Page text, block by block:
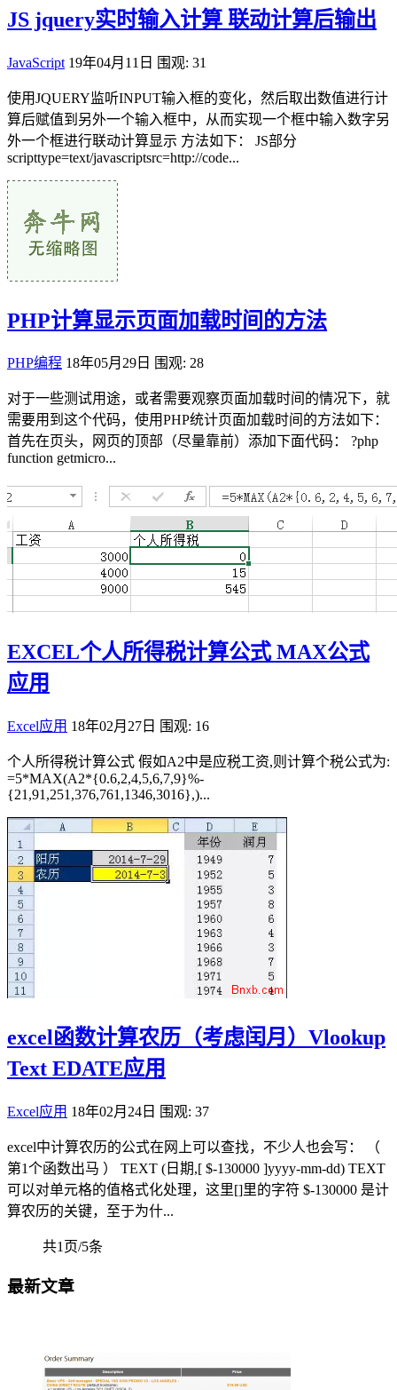
JS jquery实时输入计算 联动计算后输出
JavaScript 19年04月11日 围观: 31
使用JQUERY监听INPUT输入框的变化，然后取出数值进行计
算后赋值到另外一个输入框中，从而实现一个框中输入数字另
外一个框进行联动计算显示 方法如下： JS部分
scripttype=text/javascriptsrc=http://code...
PHP计算显示页面加载时间的方法
PHP编程 18年05月29日 围观: 28
对于一些测试用途，或者需要观察页面加载时间的情况下，就
需要用到这个代码，使用PHP统计页面加载时间的方法如下：
首先在页头，网页的顶部（尽量靠前）添加下面代码： ?php
function getmicro...
EXCEL个人所得税计算公式 MAX公式
应用
Excel应用 18年02月27日 围观: 16
个人所得税计算公式 假如A2中是应税工资,则计算个税公式为:
=5*MAX(A2*{0.6,2,4,5,6,7,9}%-
{21,91,251,376,761,1346,3016},)...
excel函数计算农历（考虑闰月）Vlookup
Text EDATE应用
Excel应用 18年02月24日 围观: 37
excel中计算农历的公式在网上可以查找，不少人也会写： （
第1个函数出马 ） TEXT (日期,[ $-130000 ]yyyy-mm-dd) TEXT
可以对单元格的值格式化处理，这里[]里的字符 $-130000 是计
算农历的关键，至于为什...
共1页/5条
最新文章